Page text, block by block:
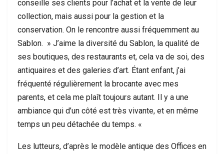
conseille ses clients pour l’achat et la vente de leur
collection, mais aussi pour la gestion et la
conservation. On le rencontre aussi fréquemment au
Sablon. » J’aime la diversité du Sablon, la qualité de
ses boutiques, des restaurants et, cela va de soi, des
antiquaires et des galeries d’art. Étant enfant, j’ai
fréquenté régulièrement la brocante avec mes
parents, et cela me plaît toujours autant. Il y a une
ambiance qui d’un côté est très vivante, et en même
temps un peu détachée du temps. «
Les lutteurs, d’après le modèle antique des Offices en